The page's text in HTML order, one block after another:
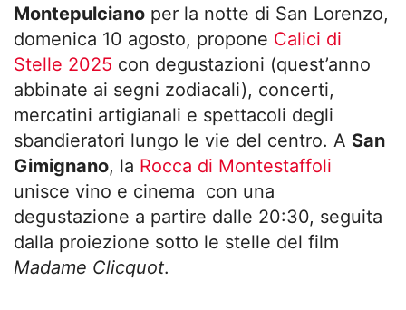
Montepulciano per la notte di San Lorenzo,
domenica 10 agosto, propone Calici di
Stelle 2025 con degustazioni (quest’anno
abbinate ai segni zodiacali), concerti,
mercatini artigianali e spettacoli degli
sbandieratori lungo le vie del centro. A San
Gimignano, la Rocca di Montestaffoli
unisce vino e cinema con una
degustazione a partire dalle 20:30, seguita
dalla proiezione sotto le stelle del film
Madame Clicquot.